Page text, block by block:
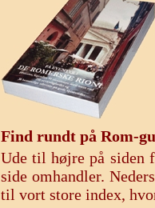
Find rundt på Rom-
Ude til højre på siden
side omhandler.
til vort store index,